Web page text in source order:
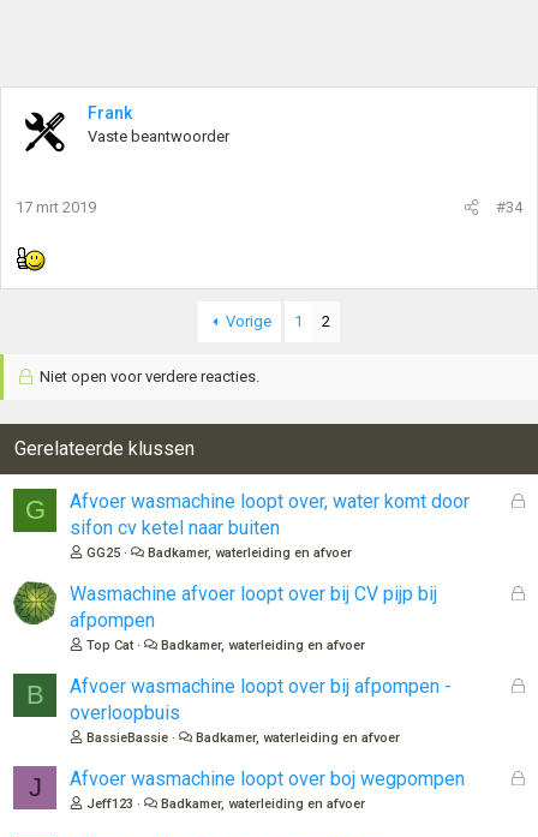
Frank
Vaste beantwoorder
17 mrt 2019 #34
Vorige 1 2
Niet open voor verdere reacties.
Gerelateerde klussen
G
G
o
Afvoer wasmachine loopt over, water komt door
sifon cv ketel naar buiten
GG25 Badkamer, waterleiding en afvoer
G
o
Wasmachine afvoer loopt over bij CV pijp bij
afpompen
Top Cat Badkamer, waterleiding en afvoer
B
G
o
Afvoer wasmachine loopt over bij afpompen -
overloopbuis
BassieBassie Badkamer, waterleiding en afvoer
J
G
Afvoer wasmachine loopt over boj wegpompen
Jeff123 Badkamer, waterleiding en afvoer